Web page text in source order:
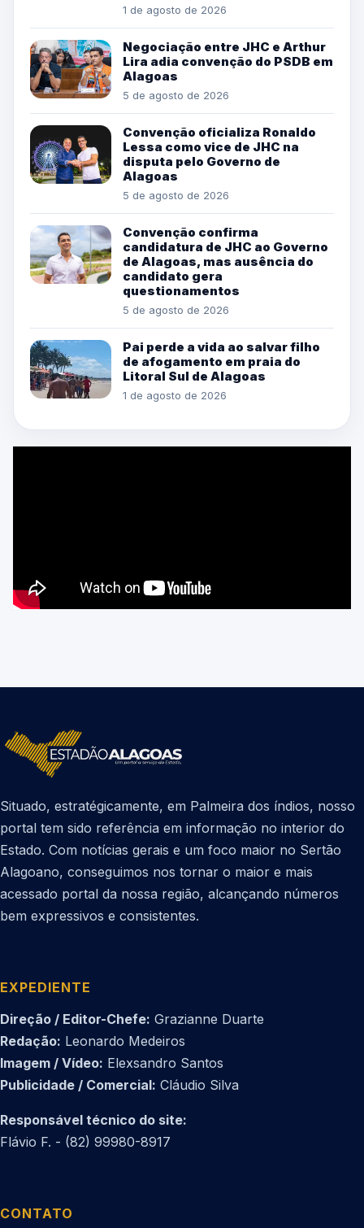
1 de agosto de 2026
Negociação entre JHC e Arthur
Lira adia convenção do PSDB em
Alagoas
5 de agosto de 2026
Convenção oficializa Ronaldo
Lessa como vice de JHC na
disputa pelo Governo de
Alagoas
5 de agosto de 2026
Convenção confirma
candidatura de JHC ao Governo
de Alagoas, mas ausência do
candidato gera
questionamentos
5 de agosto de 2026
Pai perde a vida ao salvar filho
de afogamento em praia do
Litoral Sul de Alagoas
1 de agosto de 2026
Situado, estratégicamente, em Palmeira dos índios, nosso
portal tem sido referência em informação no interior do
Estado. Com notícias gerais e um foco maior no Sertão
Alagoano, conseguimos nos tornar o maior e mais
acessado portal da nossa região, alcançando números
bem expressivos e consistentes.
EXPEDIENTE
Direção / Editor-Chefe: Grazianne Duarte
Redação: Leonardo Medeiros
Imagem / Vídeo: Elexsandro Santos
Publicidade / Comercial: Cláudio Silva
Responsável técnico do site:
Flávio F. - (82) 99980-8917
CONTATO